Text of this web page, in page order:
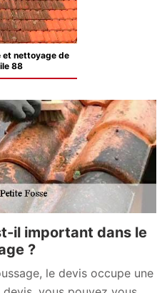
et nettoyage de
88
il important dans le
?
le devis occupe une